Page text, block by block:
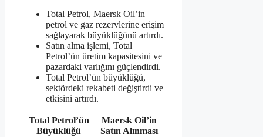
Total Petrol, Maersk Oil’in
petrol ve gaz rezervlerine erişim
sağlayarak büyüklüğünü artırdı.
Satın alma işlemi, Total
Petrol’ün üretim kapasitesini ve
pazardaki varlığını güçlendirdi.
Total Petrol’ün büyüklüğü,
sektördeki rekabeti değiştirdi ve
etkisini artırdı.
Total Petrol’ün
Büyüklüğü
Maersk Oil’in
Satın Alınması